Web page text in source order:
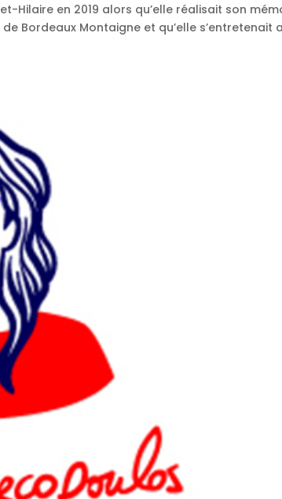
Hilaire en 2019 alors qu’elle réalisait son
Bordeaux Montaigne et qu’elle s’entretenait